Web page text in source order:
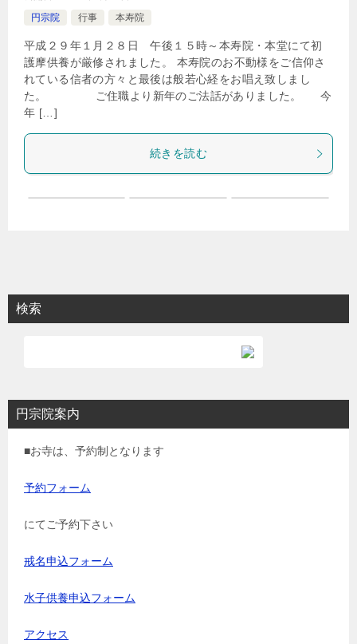
円宗院
行事 本寿院
平成２９年１月２８日 午後１５時～本寿院・本堂にて初
護摩供養が厳修されました。 本寿院のお不動様をご信仰さ
れている信者の方々と最後は般若心経をお唱え致しまし
た。 ご住職より新年のご法話がありました。 今
年 […]
続きを読む
検索
円宗院案内
■お寺は、予約制となります
予約フォーム
にてご予約下さい
戒名申込フォーム
水子供養申込フォーム
アクセス